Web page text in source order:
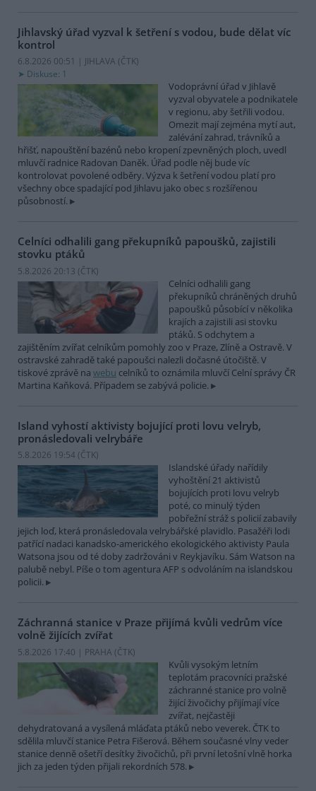
Jihlavský úřad vyzval k šetření s vodou, bude dělat víc
kontrol
6.8.2026 00:51 | JIHLAVA (ČTK)
Diskuse: 1
Vodoprávní úřad v Jihlavě
vyzval obyvatele a podnikatele
v regionu, aby šetřili vodou.
Omezit mají zejména mytí aut,
zalévání zahrad, trávníků a
hřišť, napouštění bazénů nebo kropení zpevněných ploch, uvedl
mluvčí radnice Radovan Daněk. Úřad podle něj bude víc
kontrolovat povolené odběry. Výzva k šetření vodou platí pro
všechny obce spadající pod Jihlavu jako obec s rozšířenou
působností.
Celníci odhalili gang překupníků papoušků, zajistili
stovku ptáků
5.8.2026 20:13 (ČTK)
Celníci odhalili gang
překupníků chráněných druhů
papoušků působící v několika
krajích a zajistili asi stovku
ptáků. S odchytem a
zajištěním zvířat celníkům pomohly zoo v Praze, Zlíně a Ostravě. V
ostravské zahradě také papoušci nalezli dočasné útočiště. V
tiskové zprávě na webu celníků to oznámila mluvčí Celní správy ČR
Martina Kaňková. Případem se zabývá policie.
Island vyhostí aktivisty bojující proti lovu velryb,
pronásledovali velrybáře
5.8.2026 19:54 (ČTK)
Islandské úřady nařídily
vyhoštění 21 aktivistů
bojujících proti lovu velryb
poté, co minulý týden
pobřežní stráž s policií zabavily
jejich loď, která pronásledovala velrybářské plavidlo. Pasažéři lodi
patřící nadaci kanadsko-amerického ekologického aktivisty Paula
Watsona jsou od té doby zadržováni v Reykjavíku. Sám Watson na
palubě nebyl. Píše o tom agentura AFP s odvoláním na islandskou
policii.
Záchranná stanice v Praze přijímá kvůli vedrům více
volně žijících zvířat
5.8.2026 17:40 | PRAHA (ČTK)
Kvůli vysokým letním
teplotám pracovníci pražské
záchranné stanice pro volně
žijící živočichy přijímají více
zvířat, nejčastěji
dehydratovaná a vysílená mláďata ptáků nebo veverek. ČTK to
sdělila mluvčí stanice Petra Fišerová. Během současné vlny veder
stanice denně ošetří desítky živočichů, při první letošní vlně horka
jich za jeden týden přijali rekordních 578.